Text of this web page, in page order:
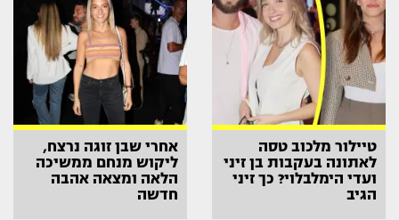
טיילור מלכוב טסה
לאתונה בעקבות בן זיני
ועדי הימלבלוי? כך זיני
הגיב
אחרי שבן זוגה נרצח,
ליקוש מנחם ממשיכה
הלאה ומצאה אהבה
חדשה